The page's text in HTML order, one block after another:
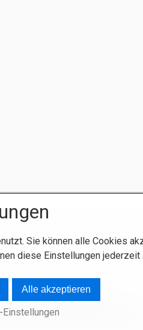
Buchen
Impressum
erstellt mit Zeta Producer
Sie können alle Cookies
diese Einstellungen jederzeit
Alle akzeptieren